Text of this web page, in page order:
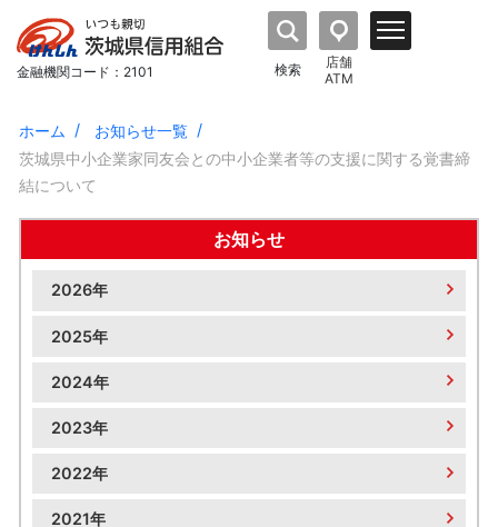
金融機関コード：2101 検索
店舗
ATM
ホーム
お知らせ一覧
茨城県中小企業家同友会との中小企業者等の支援に関する覚書締
結について
お知らせ
2026年
2025年
2024年
2023年
2022年
2021年